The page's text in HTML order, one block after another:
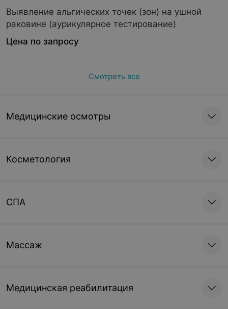
Выявление альгических точек (зон) на ушной
раковине (аурикулярное тестирование)
Цена по запросу
Смотреть все
Медицинские осмотры
Косметология
СПА
Массаж
Медицинская реабилитация